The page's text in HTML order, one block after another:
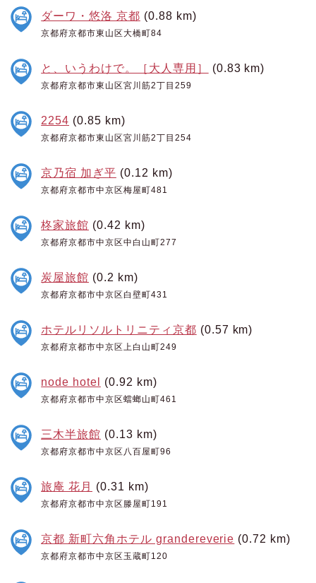
ダーワ・悠洛 京都 (0.88 km)
京都府京都市東山区大橋町84
と、いうわけで。［大人専用］ (0.83 km)
京都府京都市東山区宮川筋2丁目259
2254 (0.85 km)
京都府京都市東山区宮川筋2丁目254
京乃宿 加ぎ平 (0.12 km)
京都府京都市中京区梅屋町481
柊家旅館 (0.42 km)
京都府京都市中京区中白山町277
炭屋旅館 (0.2 km)
京都府京都市中京区白壁町431
ホテルリソルトリニティ京都 (0.57 km)
京都府京都市中京区上白山町249
node hotel (0.92 km)
京都府京都市中京区蟷螂山町461
三木半旅館 (0.13 km)
京都府京都市中京区八百屋町96
旅庵 花月 (0.31 km)
京都府京都市中京区滕屋町191
京都 新町六角ホテル grandereverie (0.72 km)
京都府京都市中京区玉蔵町120